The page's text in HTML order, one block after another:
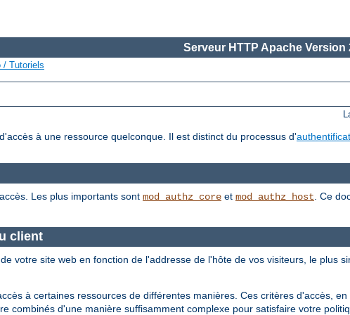
Serveur HTTP Apache Version
/ Tutoriels
à une ressource quelconque. Il est distinct du processus d'
Les plus importants sont mod_authz_core et mod_authz_host . Ce
client
votre site web en fonction de l'addresse de l'hôte de vos visiteurs, le plus
à certaines ressources de différentes manières. Ces critères d'accès,
combinés d'une manière suffisamment complexe pour satisfaire votre